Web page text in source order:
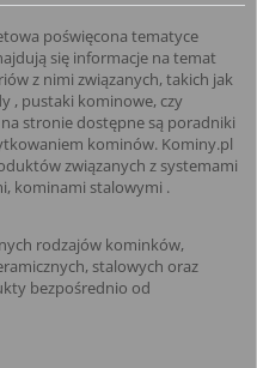
poświęcona tematyce
się informacje na temat
z nimi związanych, takich jak
, pustaki kominowe, czy
stronie dostępne są poradniki
kominów. Kominy.pl
związanych z systemami
kominami stalowymi .
rodzajów kominków,
stalowych oraz
bezpośrednio od